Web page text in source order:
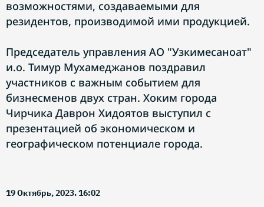
возможностями, создаваемыми для
резидентов, производимой ими продукцией.
Председатель управления АО "Узкимесаноат"
и.о. Тимур Мухамеджанов поздравил
участников с важным событием для
бизнесменов двух стран. Хоким города
Чирчика Даврон Хидоятов выступил с
презентацией об экономическом и
географическом потенциале города.
19 Октябрь, 2023. 16:02